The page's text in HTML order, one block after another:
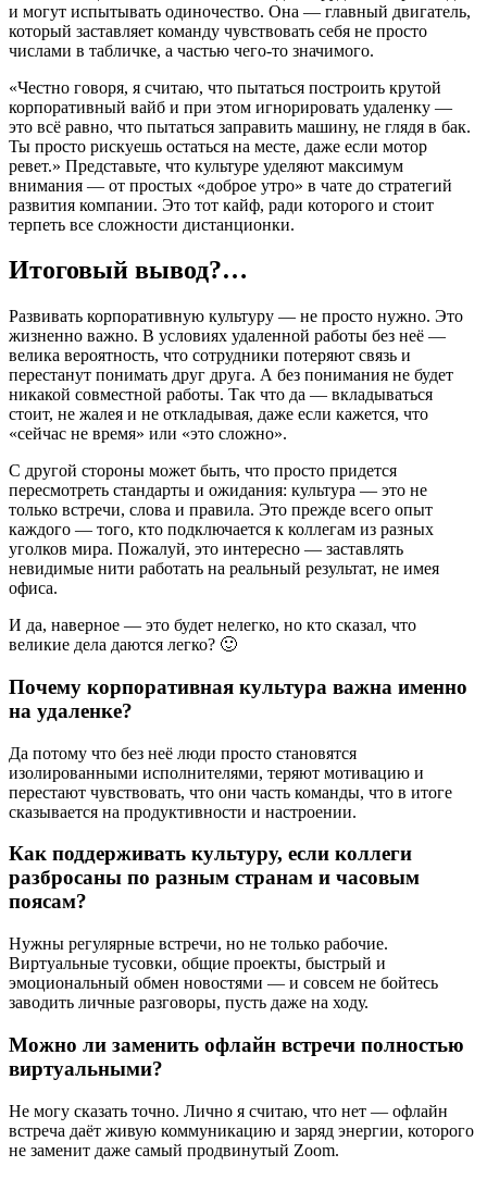
и могут испытывать одиночество. Она — главный двигатель,
который заставляет команду чувствовать себя не просто
числами в табличке, а частью чего-то значимого.
«Честно говоря, я считаю, что пытаться построить крутой
корпоративный вайб и при этом игнорировать удаленку —
это всё равно, что пытаться заправить машину, не глядя в бак.
Ты просто рискуешь остаться на месте, даже если мотор
ревет.» Представьте, что культуре уделяют максимум
внимания — от простых «доброе утро» в чате до стратегий
развития компании. Это тот кайф, ради которого и стоит
терпеть все сложности дистанционки.
Итоговый вывод?…
Развивать корпоративную культуру — не просто нужно. Это
жизненно важно. В условиях удаленной работы без неё —
велика вероятность, что сотрудники потеряют связь и
перестанут понимать друг друга. А без понимания не будет
никакой совместной работы. Так что да — вкладываться
стоит, не жалея и не откладывая, даже если кажется, что
«сейчас не время» или «это сложно».
С другой стороны может быть, что просто придется
пересмотреть стандарты и ожидания: культура — это не
только встречи, слова и правила. Это прежде всего опыт
каждого — того, кто подключается к коллегам из разных
уголков мира. Пожалуй, это интересно — заставлять
невидимые нити работать на реальный результат, не имея
офиса.
И да, наверное — это будет нелегко, но кто сказал, что
великие дела даются легко? 🙂
Почему корпоративная культура важна именно
на удаленке?
Да потому что без неё люди просто становятся
изолированными исполнителями, теряют мотивацию и
перестают чувствовать, что они часть команды, что в итоге
сказывается на продуктивности и настроении.
Как поддерживать культуру, если коллеги
разбросаны по разным странам и часовым
поясам?
Нужны регулярные встречи, но не только рабочие.
Виртуальные тусовки, общие проекты, быстрый и
эмоциональный обмен новостями — и совсем не бойтесь
заводить личные разговоры, пусть даже на ходу.
Можно ли заменить офлайн встречи полностью
виртуальными?
Не могу сказать точно. Лично я считаю, что нет — офлайн
встреча даёт живую коммуникацию и заряд энергии, которого
не заменит даже самый продвинутый Zoom.